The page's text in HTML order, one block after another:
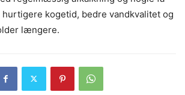
kogetid, bedre vandkvalitet og
længere.